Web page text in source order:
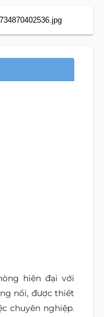
hiện đại với
nổi, được thiết
chuyên nghiệp.